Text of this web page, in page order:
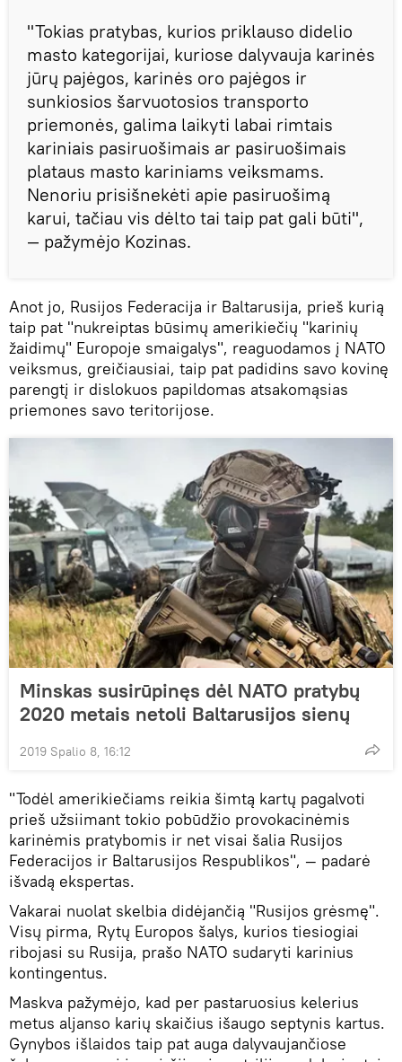
"Tokias pratybas, kurios priklauso didelio
masto kategorijai, kuriose dalyvauja karinės
jūrų pajėgos, karinės oro pajėgos ir
sunkiosios šarvuotosios transporto
priemonės, galima laikyti labai rimtais
kariniais pasiruošimais ar pasiruošimais
plataus masto kariniams veiksmams.
Nenoriu prisišnekėti apie pasiruošimą
karui, tačiau vis dėlto tai taip pat gali būti",
— pažymėjo Kozinas.
Anot jo, Rusijos Federacija ir Baltarusija, prieš kurią
taip pat "nukreiptas būsimų amerikiečių "karinių
žaidimų" Europoje smaigalys", reaguodamos į NATO
veiksmus, greičiausiai, taip pat padidins savo kovinę
parengtį ir dislokuos papildomas atsakomąsias
priemones savo teritorijose.
Minskas susirūpinęs dėl NATO pratybų
2020 metais netoli Baltarusijos sienų
2019 Spalio 8, 16:12
"Todėl amerikiečiams reikia šimtą kartų pagalvoti
prieš užsiimant tokio pobūdžio provokacinėmis
karinėmis pratybomis ir net visai šalia Rusijos
Federacijos ir Baltarusijos Respublikos", — padarė
išvadą ekspertas.
Vakarai nuolat skelbia didėjančią "Rusijos grėsmę".
Visų pirma, Rytų Europos šalys, kurios tiesiogiai
ribojasi su Rusija, prašo NATO sudaryti karinius
kontingentus.
Maskva pažymėjo, kad per pastaruosius kelerius
metus aljanso karių skaičius išaugo septynis kartus.
Gynybos išlaidos taip pat auga dalyvaujančiose